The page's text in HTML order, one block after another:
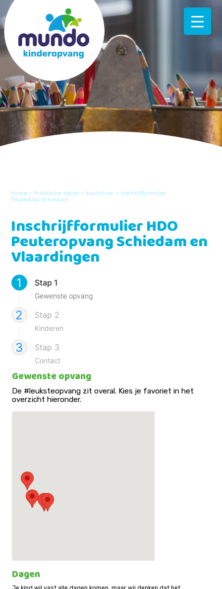
Home > Praktische zaken > Inschrijven > Inschrijfformulier
Peuterklas Schiedam
Inschrijfformulier HDO
Peuteropvang Schiedam en
Vlaardingen
1 Stap 1
Gewenste opvang
2 Stap 2
Kinderen
3 Stap 3
Contact
Gewenste opvang
De #leuksteopvang zit overal. Kies je favoriet in het
overzicht hieronder.
Schiedam
PSZ Windas
Dagen